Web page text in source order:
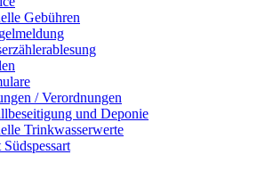
Gebühren
/ Verordnungen
und Deponie
Trinkwasserwerte
Südspessart